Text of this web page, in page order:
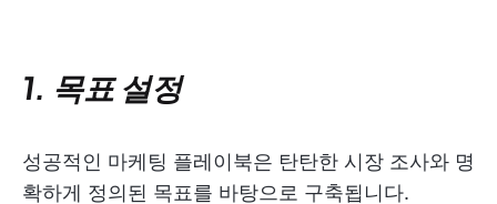
1. 목표 설정
성공적인 마케팅 플레이북은 탄탄한 시장 조사와 명
확하게 정의된 목표를 바탕으로 구축됩니다.